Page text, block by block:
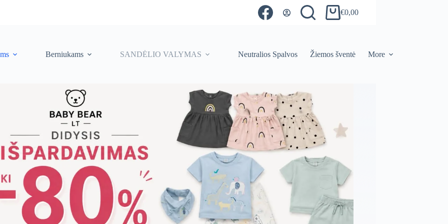
Shopping
€0,00
Berniukams SANDĖLIO VALYMAS Neutralios Spalvos Žiemos šventė More